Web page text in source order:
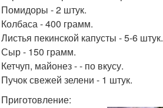
Помидоры - 2 штук.
Колбаса - 400 грамм.
Листья пекинской капусты - 5-6 штук.
Сыр - 150 грамм.
Кетчуп, майонез - - по вкусу.
Пучок свежей зелени - 1 штук.
Приготовление: